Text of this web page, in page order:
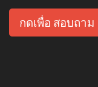
กดเพื่อ สอบถาม